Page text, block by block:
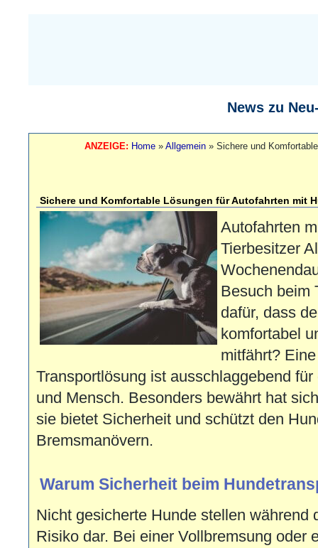
News zu
ANZEIGE: Home » Allgemein » Sichere und
Sichere und Komfortable Lösungen für Autofahrten mit
Autofahrten
Tierbesitzer
Besuch beim
dafür, dass
komfortabel
mitfährt?
Transportlösung ist ausschlaggebend
und Mensch. Besonders bewährt hat
sie bietet Sicherheit und schützt den
Bremsmanövern.
Warum Sicherheit beim
Nicht gesicherte Hunde stellen während
Risiko dar. Bei einer Vollbremsung oder